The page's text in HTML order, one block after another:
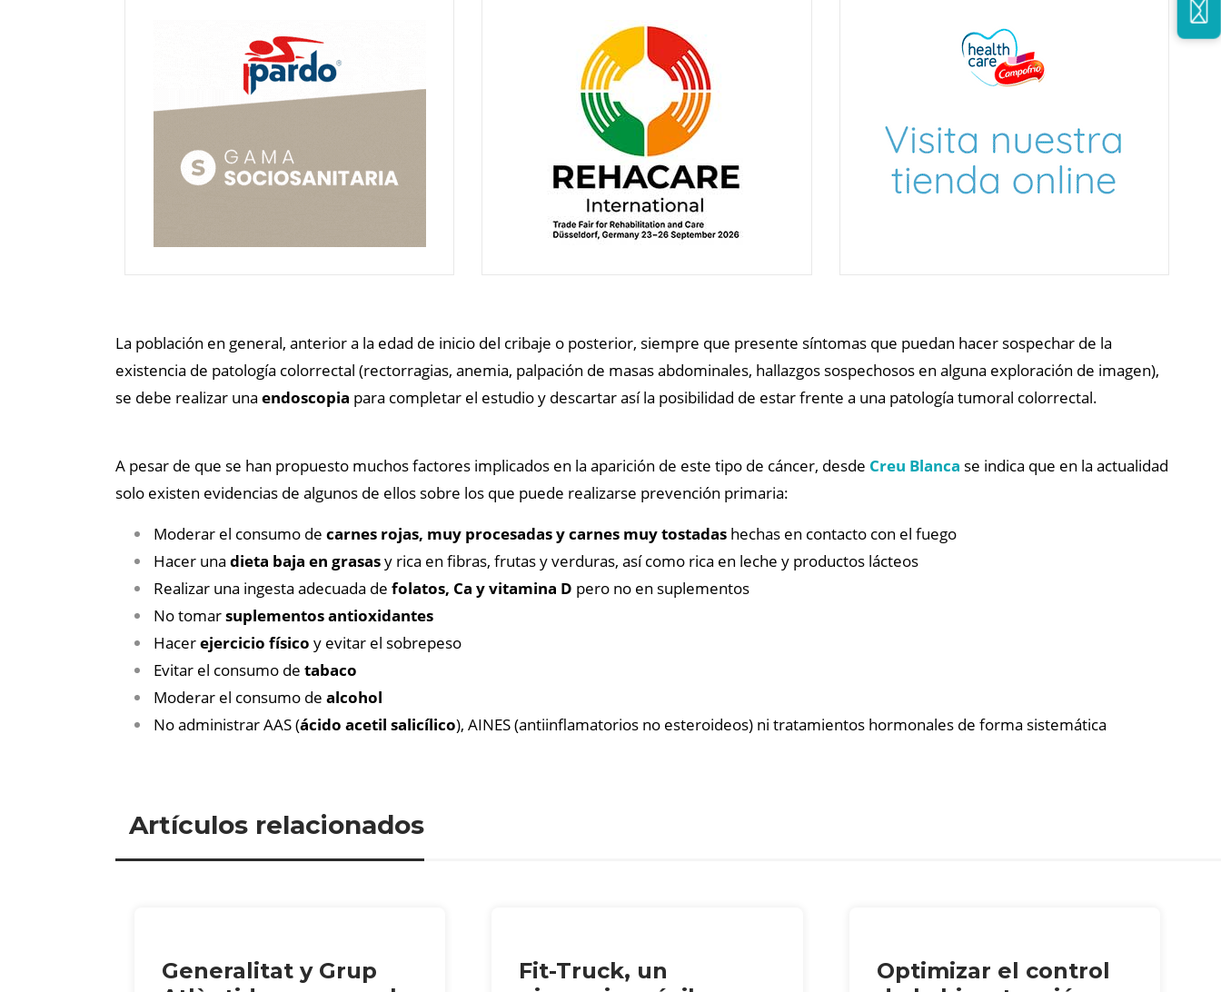
La población en general, anterior a la edad de inicio del cribaje o posterior, siempre que presente síntomas que puedan hacer sospechar de la
existencia de patología colorrectal (rectorragias, anemia, palpación de masas abdominales, hallazgos sospechosos en alguna exploración de imagen),
se debe realizar una endoscopia para completar el estudio y descartar así la posibilidad de estar frente a una patología tumoral colorrectal.
A pesar de que se han propuesto muchos factores implicados en la aparición de este tipo de cáncer, desde Creu Blanca se indica que en la actualidad
solo existen evidencias de algunos de ellos sobre los que puede realizarse prevención primaria:
Moderar el consumo de carnes rojas, muy procesadas y carnes muy tostadas hechas en contacto con el fuego
Hacer una dieta baja en grasasy rica en fibras, frutas y verduras, así como rica en leche y productos lácteos
Realizar una ingesta adecuada de folatos, Ca y vitamina D pero no en suplementos
No tomarsuplementos antioxidantes
Hacerejercicio físico y evitar el sobrepeso
Evitar el consumo de tabaco
Moderar el consumo de alcohol
No administrar AAS (ácido acetil salicílico), AINES (antiinflamatorios no esteroideos) ni tratamientos hormonales de forma sistemática
Artículos relacionados
Generalitat y Grup
Fit-Truck, un
Optimizar el control